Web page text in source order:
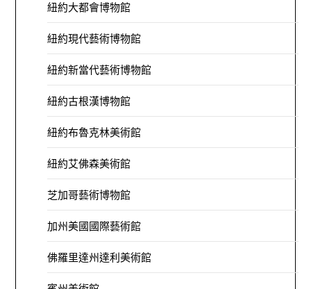
紐約大都會博物館
紐約現代藝術博物館
紐約新當代藝術博物館
紐約古根漢博物館
紐約布魯克林美術館
紐約艾佛森美術館
芝加哥藝術博物館
加州美國國際藝術館
佛羅里達州達利美術館